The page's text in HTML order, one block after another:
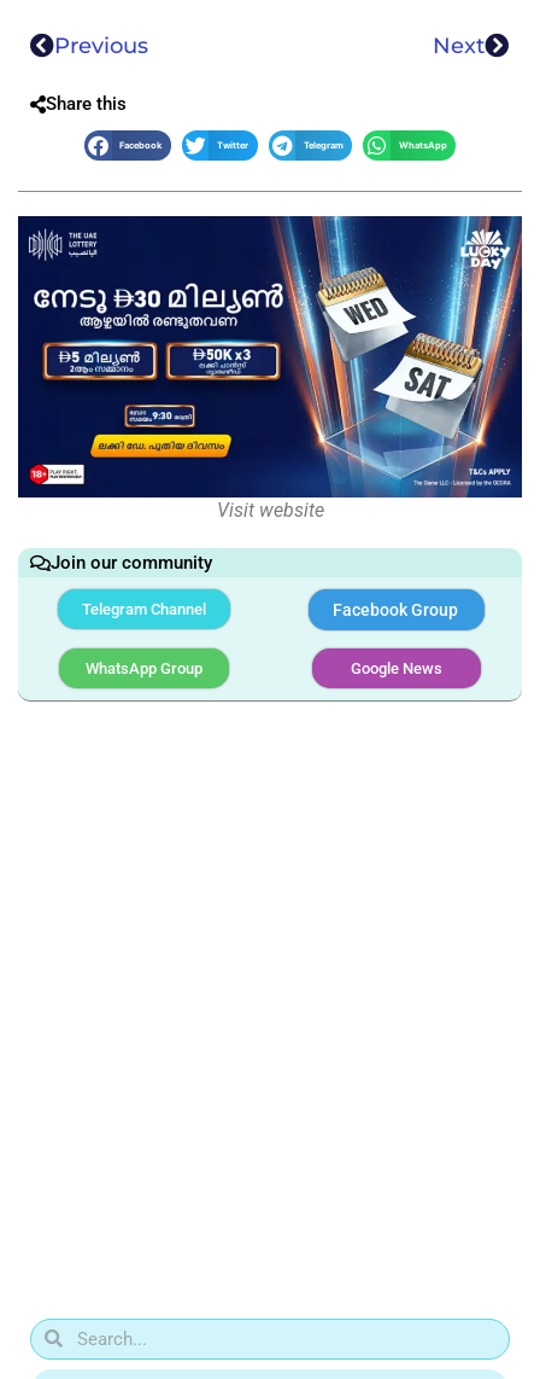
Previous Next
Share this
Facebook Twitter Telegram WhatsApp
Visit website
Join our community
Telegram Channel Facebook Group
WhatsApp Group Google News